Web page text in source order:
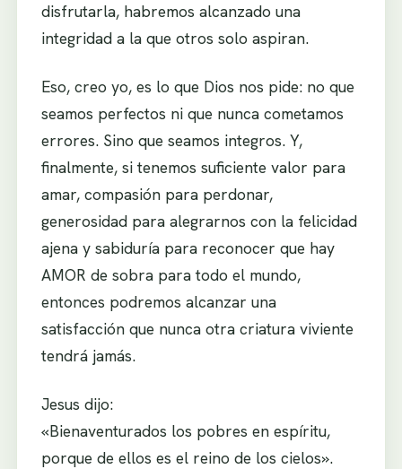
disfrutarla, habremos alcanzado una
integridad a la que otros solo aspiran.
Eso, creo yo, es lo que Dios nos pide: no que
seamos perfectos ni que nunca cometamos
errores. Sino que seamos integros. Y,
finalmente, si tenemos suficiente valor para
amar, compasión para perdonar,
generosidad para alegrarnos con la felicidad
ajena y sabiduría para reconocer que hay
AMOR de sobra para todo el mundo,
entonces podremos alcanzar una
satisfacción que nunca otra criatura viviente
tendrá jamás.
Jesus dijo:
«Bienaventurados los pobres en espíritu,
porque de ellos es el reino de los cielos».